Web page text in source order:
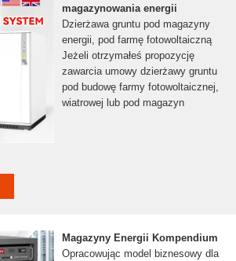
magazynowania energii
Dzierżawa gruntu pod magazyny
energii, pod farmę fotowoltaiczną
Jeżeli otrzymałeś propozycję
zawarcia umowy dzierżawy gruntu
pod budowę farmy fotowoltaicznej,
wiatrowej lub pod magazyn
Magazyny Energii Kompendium
Opracowując model biznesowy dla